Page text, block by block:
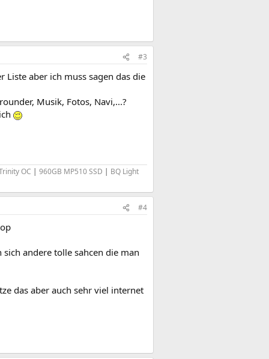
#3
Liste aber ich muss sagen das die
Musik, Fotos, Navi,...?
OC | 960GB MP510 SSD | BQ Light
#4
andere tolle sahcen die man
das aber auch sehr viel internet